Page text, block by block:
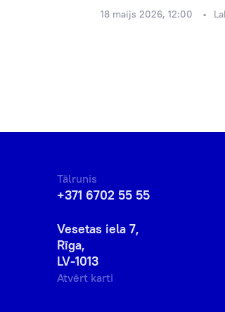
18 maijs 2026, 12:00
Tālrunis
+371 6702 55 55
Vesetas iela 7,
Rīga,
LV-1013
Atvērt karti